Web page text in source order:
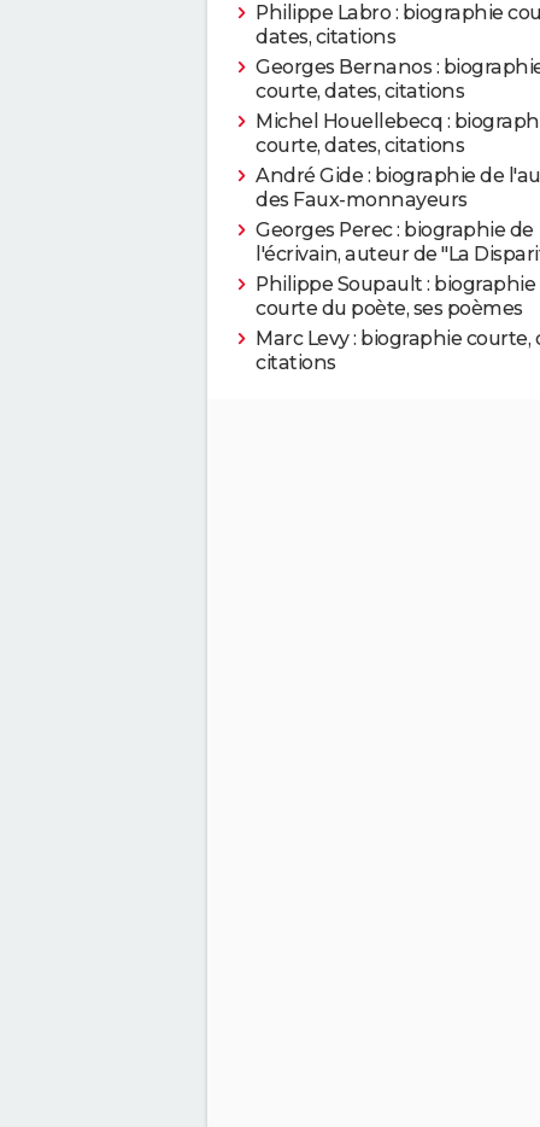
Philippe Labro : biographie
dates, citations
Georges Bernanos :
courte, dates, citations
Michel Houellebecq :
courte, dates, citations
André Gide : biographie de
des Faux-monnayeurs
Georges Perec : biographie de
l'écrivain, auteur de "La
Philippe Soupault : biographie
courte du poète, ses poèmes
Marc Levy : biographie courte,
citations